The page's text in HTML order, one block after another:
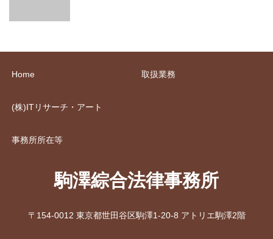
Home 取扱業務
(株)ITリサーチ・アート
事務所所在等
駒澤綜合法律事務所
〒154-0012 東京都世田谷区駒澤1-20-8 アトリエ駒澤2階